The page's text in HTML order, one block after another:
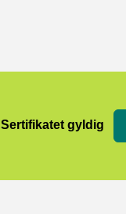
Sertifikatet gyldig